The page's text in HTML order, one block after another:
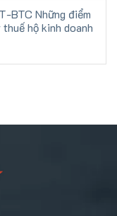
Những điểm
hộ kinh doanh